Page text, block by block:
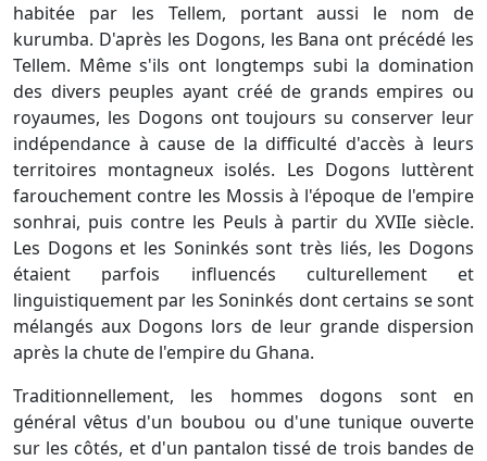
habitée par les Tellem, portant aussi le nom de
kurumba. D'après les Dogons, les Bana ont précédé les
Tellem. Même s'ils ont longtemps subi la domination
des divers peuples ayant créé de grands empires ou
royaumes, les Dogons ont toujours su conserver leur
indépendance à cause de la difficulté d'accès à leurs
territoires montagneux isolés. Les Dogons luttèrent
farouchement contre les Mossis à l'époque de l'empire
sonhrai, puis contre les Peuls à partir du XVIIe siècle.
Les Dogons et les Soninkés sont très liés, les Dogons
étaient parfois influencés culturellement et
linguistiquement par les Soninkés dont certains se sont
mélangés aux Dogons lors de leur grande dispersion
après la chute de l'empire du Ghana.
Traditionnellement, les hommes dogons sont en
général vêtus d'un boubou ou d'une tunique ouverte
sur les côtés, et d'un pantalon tissé de trois bandes de